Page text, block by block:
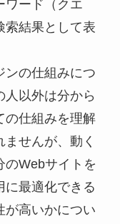
ワード（クエ
索結果として表
ンの仕組みにつ
人以外は分から
の仕組みを理解
せんが、動く
のWebサイトを
に最適化できる
が高いかについ